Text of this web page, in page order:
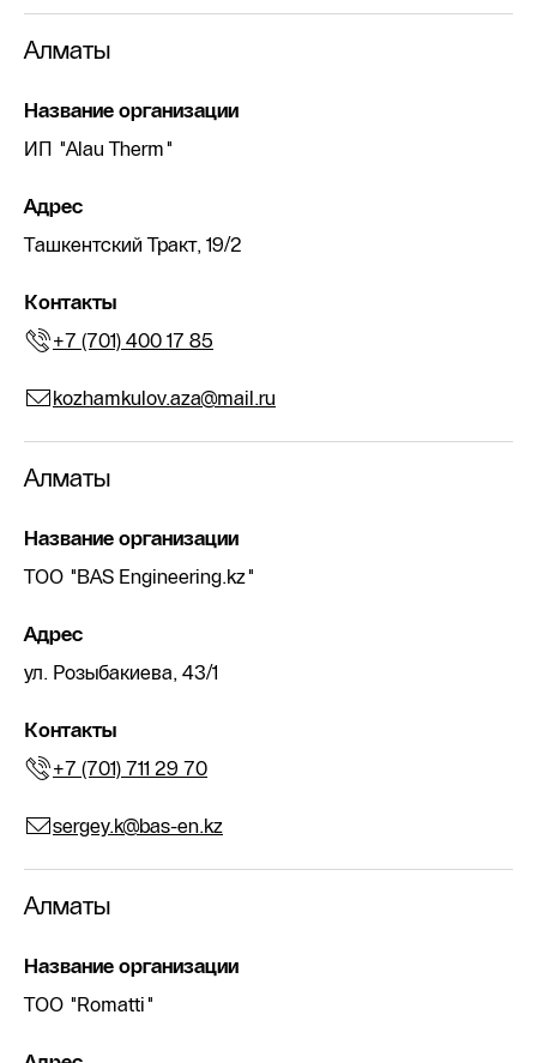
Алматы
Название организации
ИП "Alau Therm"
Адрес
Ташкентский Тракт, 19/2
Контакты
+7 (701) 400 17 85
kozhamkulov.aza@mail.ru
Алматы
Название организации
ТОО "BAS Engineering.kz"
Адрес
ул. Розыбакиева, 43/1
Контакты
+7 (701) 711 29 70
sergey.k@bas-en.kz
Алматы
Название организации
ТОО "Romatti"